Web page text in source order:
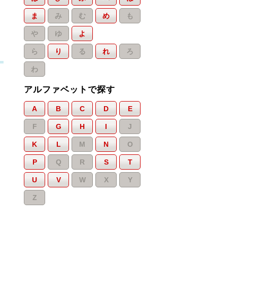
ま み む め も
や ゆ よ
ら り る れ ろ
わ
アルファベットで探す
A B C D E
F G H I J
K L M N O
P Q R S T
U V W X Y
Z